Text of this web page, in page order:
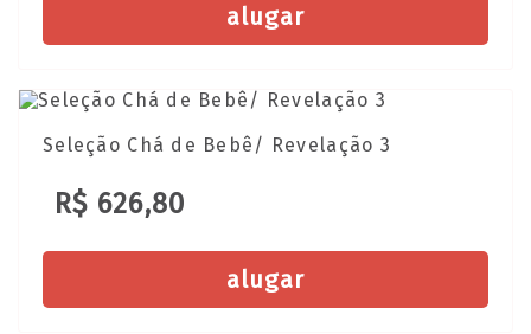
alugar
Seleção Chá de Bebê/ Revelação 3
R$ 626,80
alugar